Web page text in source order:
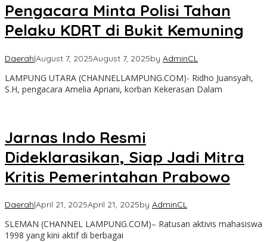
Pengacara Minta Polisi Tahan
Pelaku KDRT di Bukit Kemuning
Daerah|August 7, 2025August 7, 2025by AdminCL
LAMPUNG UTARA (CHANNELLAMPUNG.COM)- Ridho Juansyah,
S.H, pengacara Amelia Apriani, korban Kekerasan Dalam
Jarnas Indo Resmi
Dideklarasikan, Siap Jadi Mitra
Kritis Pemerintahan Prabowo
Daerah|April 21, 2025April 21, 2025by AdminCL
SLEMAN (CHANNEL LAMPUNG.COM)– Ratusan aktivis mahasiswa
1998 yang kini aktif di berbagai